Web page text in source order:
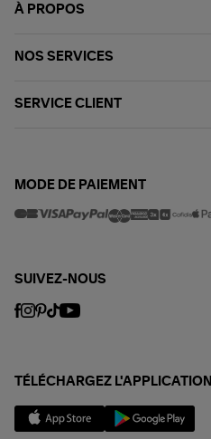
À PROPOS
NOS SERVICES
SERVICE CLIENT
MODE DE PAIEMENT
SUIVEZ-NOUS
TÉLÉCHARGEZ L'APPLICATION